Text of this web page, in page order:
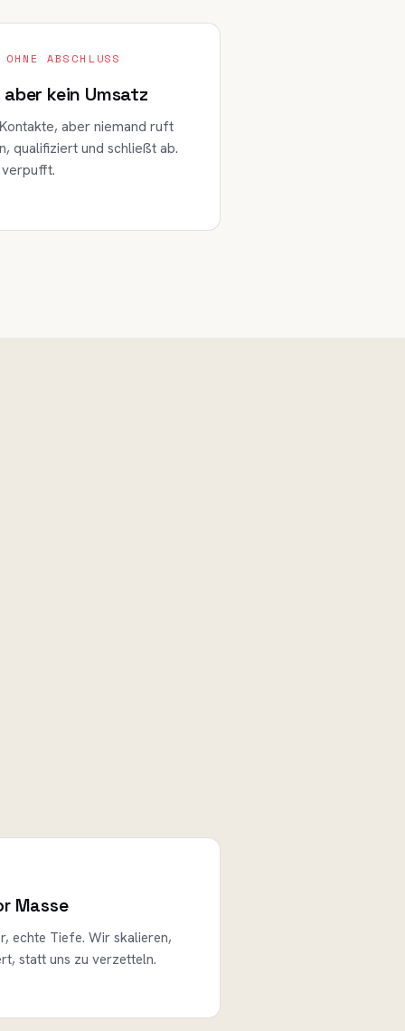
ABSCHLUSS
kein Umsatz
aber niemand ruft
qualifiziert und schließt ab.
verpufft.
Masse
echte Tiefe. Wir skalieren,
statt uns zu verzetteln.